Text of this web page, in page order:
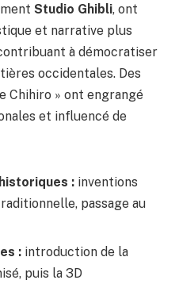
Studio Ghibli, ont
et narrative plus
à démocratiser
occidentales. Des
Chihiro » ont engrangé
et influencé de
: inventions
passage au
: introduction de la
puis la 3D